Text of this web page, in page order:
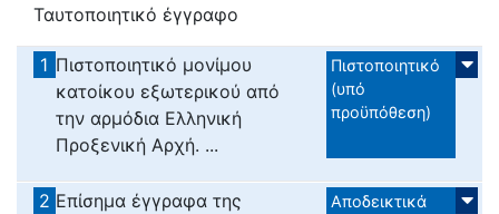
Ταυτοποιητικό έγγραφο
1 Πιστοποιητικό μονίμου
κατοίκου εξωτερικού από
την αρμόδια Ελληνική
Προξενική Αρχή. ...
Πιστοποιητικό
(υπό
προϋπόθεση)
2 Επίσημα έγγραφα της
Αποδεικτικά